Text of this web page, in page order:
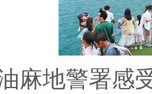
地警署感受